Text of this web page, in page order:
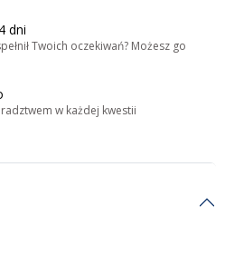
dni
Twoich oczekiwań? Możesz go
w każdej kwestii